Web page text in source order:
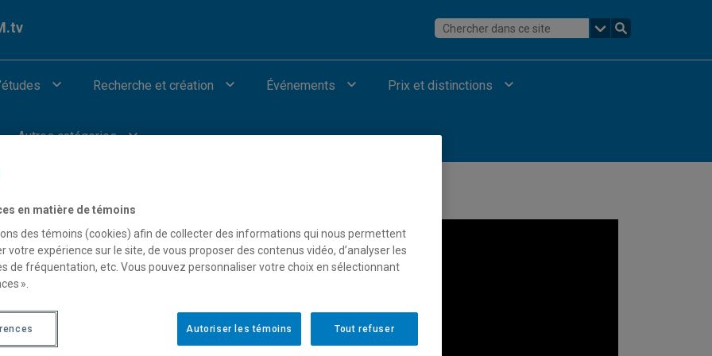
Recherche et création Événements Prix et distinctions
Autres catégories
Terre et de l’atmosphère
en matière de témoins
des témoins (cookies) afin de collecter des informations qui nous permettent
votre expérience sur le site, de vous proposer des contenus vidéo, d’analyser les
de fréquentation, etc. Vous pouvez personnaliser votre choix en sélectionnant
».
Tout refuser
Autoriser les témoins